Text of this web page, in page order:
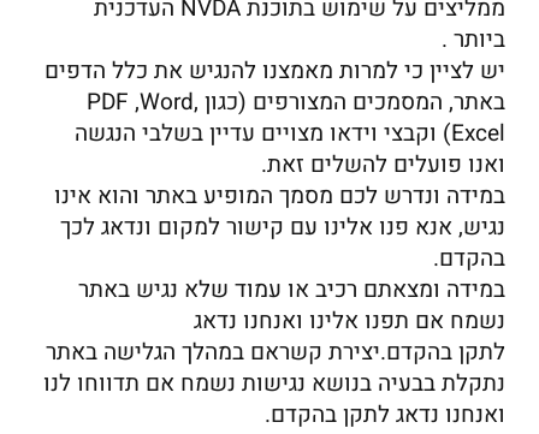
ממליצים על שימוש בתוכנת NVDA העדכנית
ביותר .
יש לציין כי למרות מאמצנו להנגיש את כלל הדפים
באתר, המסמכים המצורפים (כגון PDF ,Word,
Excel) וקבצי וידאו מצויים עדיין בשלבי הנגשה
ואנו פועלים להשלים זאת.
במידה ונדרש לכם מסמך המופיע באתר והוא אינו
נגיש, אנא פנו אלינו עם קישור למקום ונדאג לכך
בהקדם.
במידה ומצאתם רכיב או עמוד שלא נגיש באתר
נשמח אם תפנו אלינו ואנחנו נדאג
לתקן בהקדם.יצירת קשראם במהלך הגלישה באתר
נתקלת בבעיה בנושא נגישות נשמח אם תדווחו לנו
ואנחנו נדאג לתקן בהקדם.